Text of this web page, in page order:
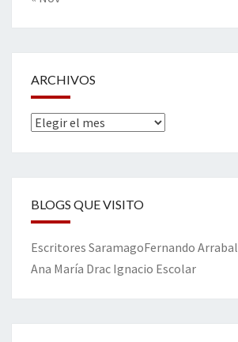
ARCHIVOS
Archivos
BLOGS QUE VISITO
Escritores SaramagoFernando Arrabal
Ana María Drac Ignacio Escolar